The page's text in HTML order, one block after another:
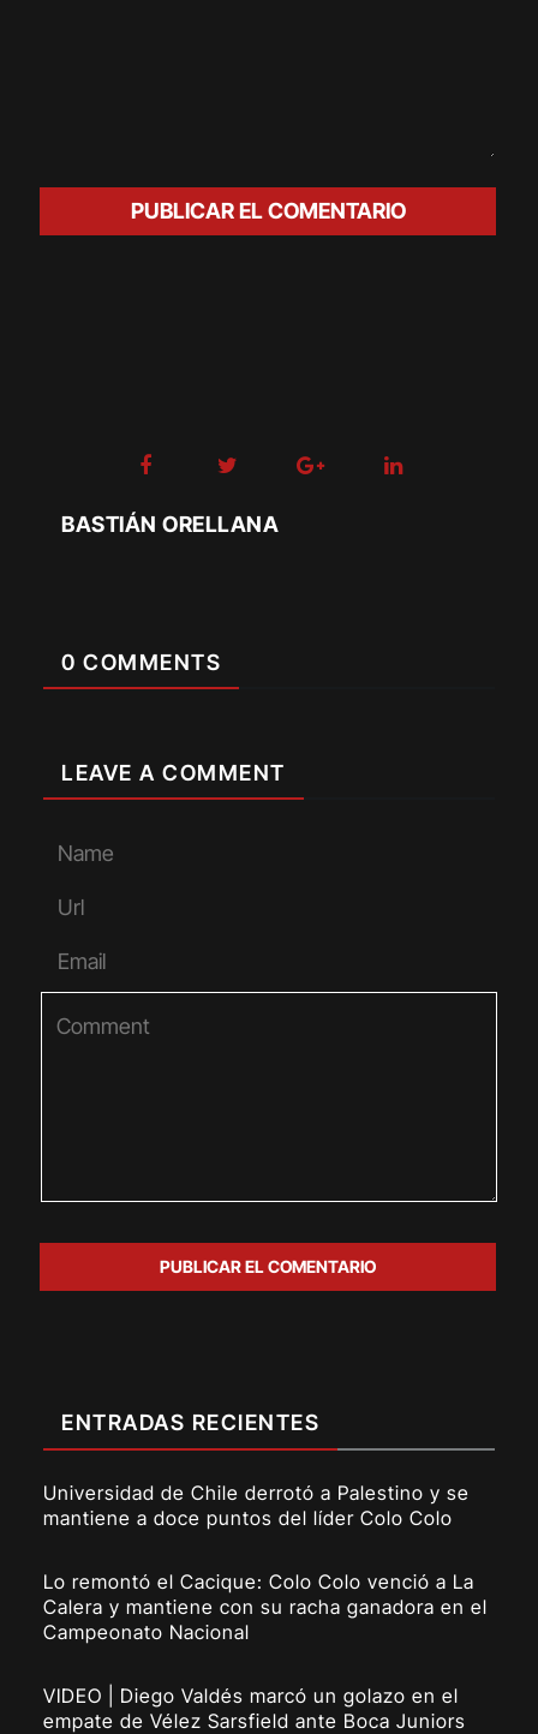
BASTIÁN ORELLANA
0 COMMENTS
LEAVE A COMMENT
ENTRADAS RECIENTES
Universidad de Chile derrotó a Palestino y se
mantiene a doce puntos del líder Colo Colo
Lo remontó el Cacique: Colo Colo venció a La
Calera y mantiene con su racha ganadora en el
Campeonato Nacional
VIDEO | Diego Valdés marcó un golazo en el
empate de Vélez Sarsfield ante Boca Juniors